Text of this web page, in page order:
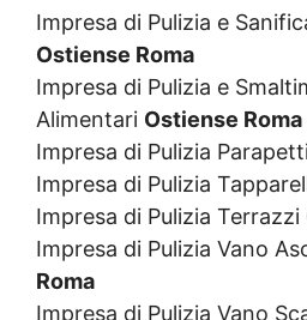
Impresa di Pulizia e
Ostiense Roma
Impresa di Pulizia e
Alimentari Ostiense Roma
Impresa di Pulizia
Impresa di Pulizia
Impresa di Pulizia Terrazzi
Impresa di Pulizia Vano
Roma
Impresa di Pulizia Vano